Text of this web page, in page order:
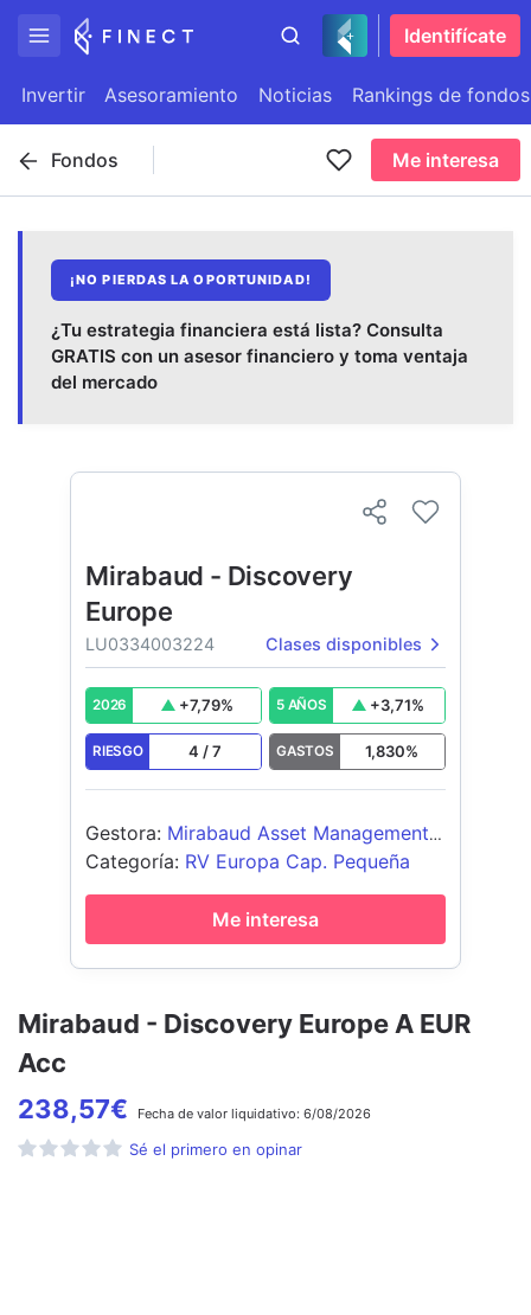
Identifícate
Invertir Asesoramiento Noticias Rankings de fondos
Fondos Me interesa
¡NO PIERDAS LA OPORTUNIDAD!
¿Tu estrategia financiera está lista? Consulta
GRATIS con un asesor financiero y toma ventaja
del mercado
Mirabaud - Discovery Europe A EUR
Acc
238,57€ Fecha de valor liquidativo: 6/08/2026
Sé el primero en opinar
Mirabaud - Discovery
Europe
LU0334003224 Clases disponibles
2026 +7,79% 5 AÑOS +3,71%
RIESGO 4 /7 GASTOS 1,830%
Gestora: Mirabaud Asset Management
Ltd
Categoría: RV Europa Cap. Pequeña
Me interesa